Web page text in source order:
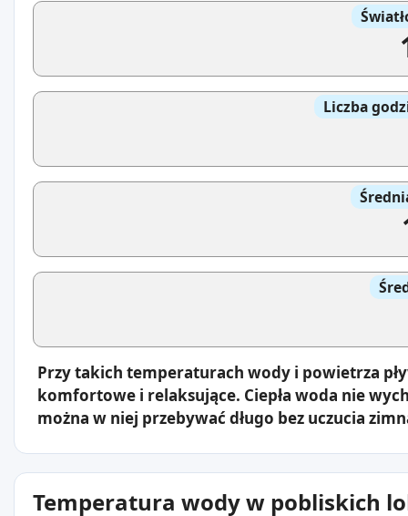
Liczba
Przy takich temperaturach wody i powietrza
komfortowe i relaksujące. Ciepła woda nie
można w niej przebywać długo bez uczucia
Temperatura wody w pobliskich